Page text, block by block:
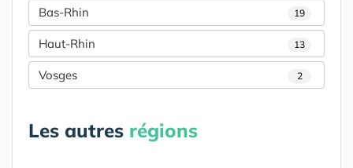
Bas-Rhin 19
Haut-Rhin 13
Vosges 2
Les autres régions